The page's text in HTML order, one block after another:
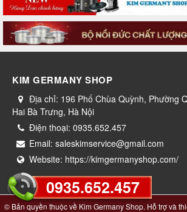
KIM GERMANY SHOP
Địa chỉ: 196 Phố Chùa Quỳnh, Phường
Hai Bà Trưng, Hà Nội
Điện thoại: 0935.652.457
Email: saleskimservice@gmail.com
Website: https://kimgermanyshop.com/
© Bản quyền thuộc về Kim Germany Shop. Hỗ trợ và
0935.652.457